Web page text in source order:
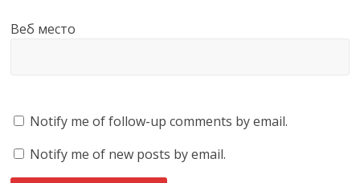
Веб место
Notify me of follow-up comments by email.
Notify me of new posts by email.